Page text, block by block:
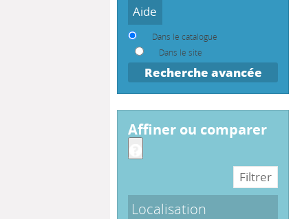
Dans le catalogue
Dans le site
Recherche avancée
affiner ou comparer
Localisation